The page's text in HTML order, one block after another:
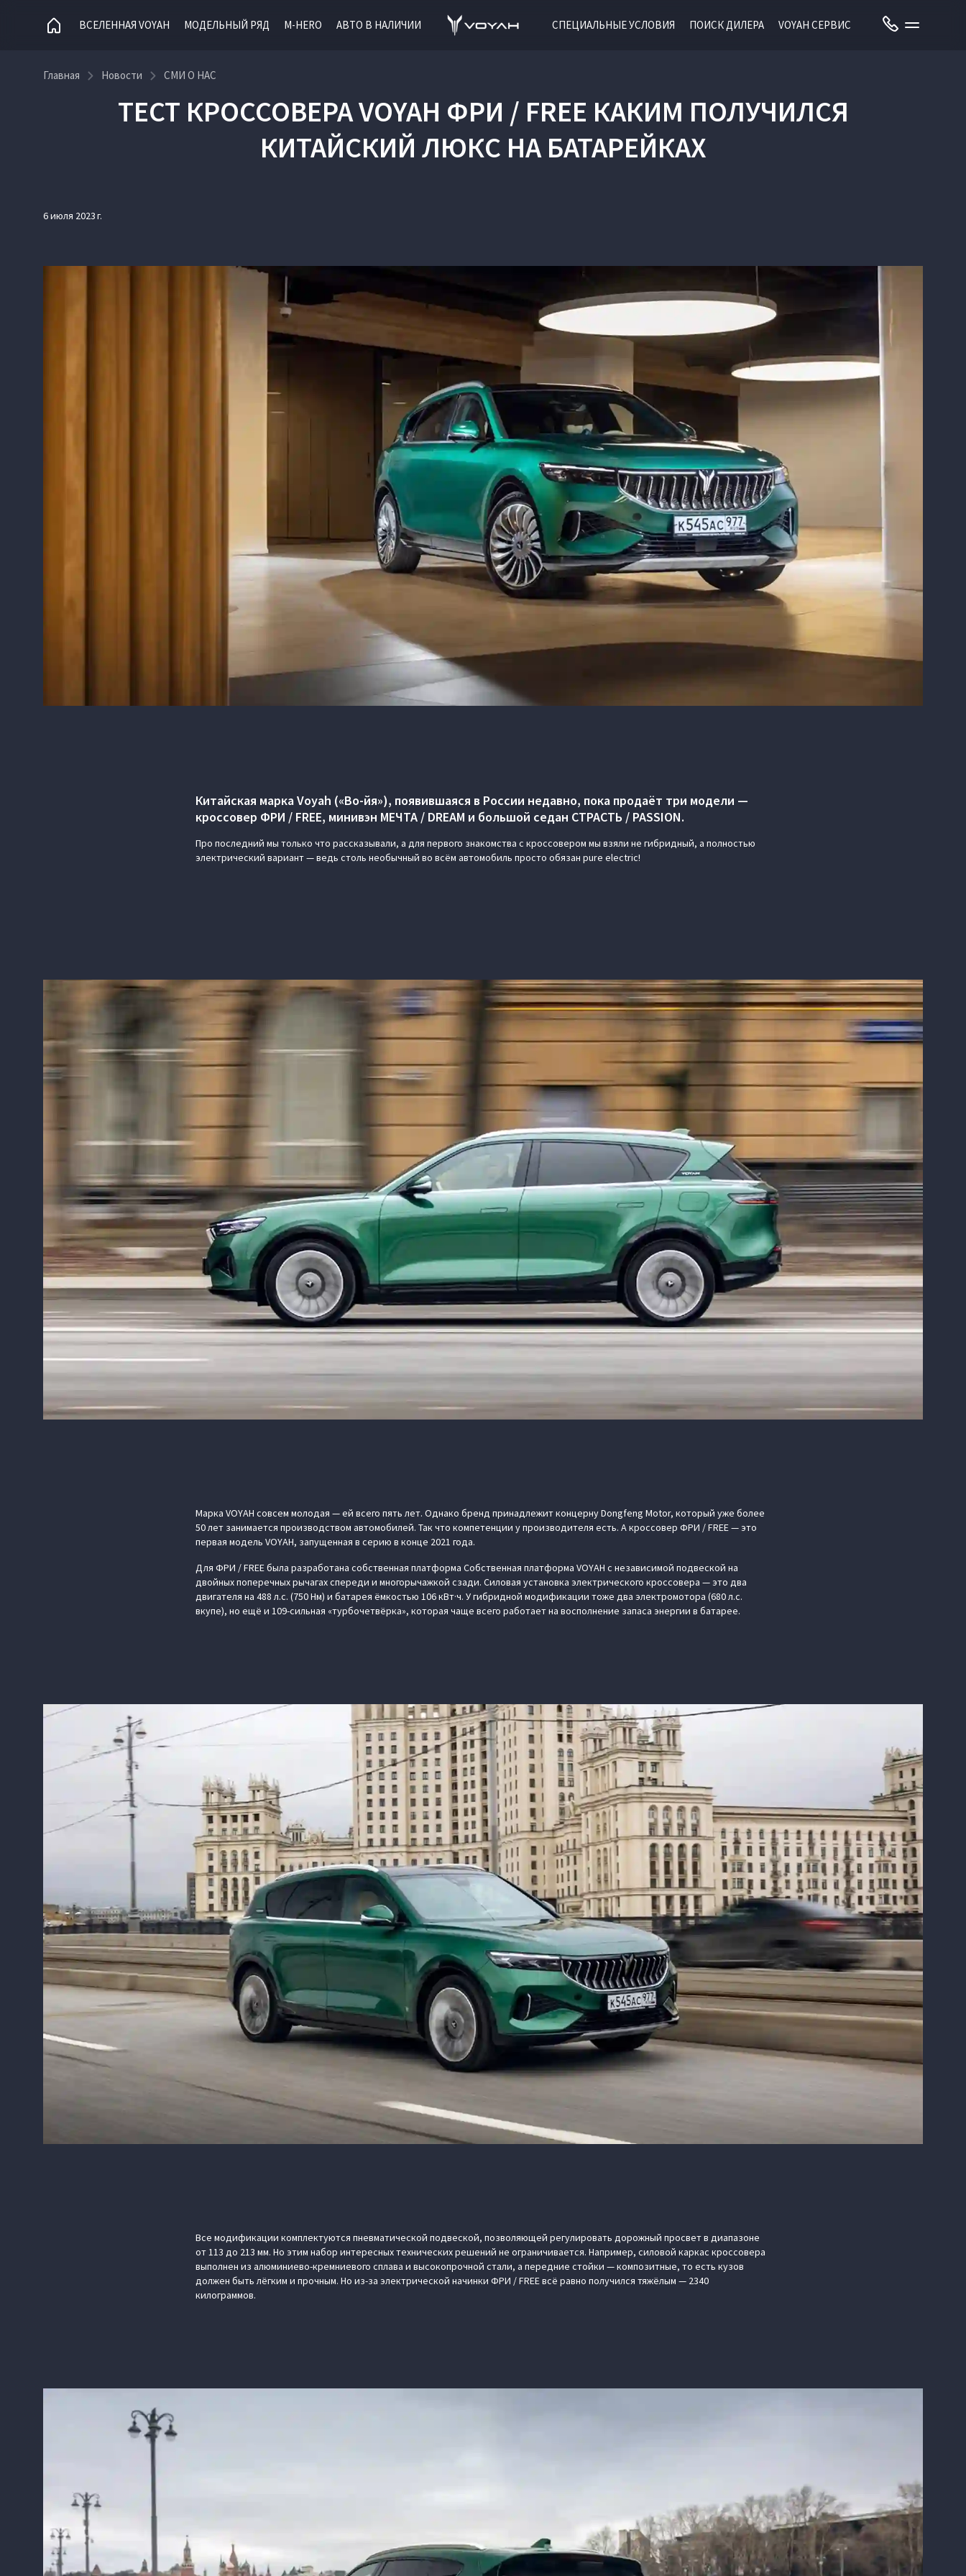
ВСЕЛЕННАЯ VOYAH МОДЕЛЬНЫЙ РЯД M-HERO АВТО В НАЛИЧИИ СПЕЦИАЛЬНЫЕ УСЛОВИЯ ПОИСК ДИЛЕРА VOYAH СЕРВИС
Главная Новости СМИ О НАС
ТЕСТ КРОССОВЕРА VOYAH ФРИ / FREE КАКИМ ПОЛУЧИЛСЯ
КИТАЙСКИЙ ЛЮКС НА БАТАРЕЙКАХ
6 июля 2023 г.
Китайская марка Voyah («Во-йя»), появившаяся в России недавно, пока продаёт три модели —
кроссовер ФРИ / FREE, минивэн МЕЧТА / DREAM и большой седан СТРАСТЬ / PASSION.
Про последний мы только что рассказывали, а для первого знакомства с кроссовером мы взяли не гибридный, а полностью
электрический вариант — ведь столь необычный во всём автомобиль просто обязан pure electric!
Марка VOYAH совсем молодая — ей всего пять лет. Однако бренд принадлежит концерну Dongfeng Motor, который уже более
50 лет занимается производством автомобилей. Так что компетенции у производителя есть. А кроссовер ФРИ / FREE — это
первая модель VOYAH, запущенная в серию в конце 2021 года.
Для ФРИ / FREE была разработана собственная платформа Cобственная платформа VOYAH с независимой подвеской на
двойных поперечных рычагах спереди и многорычажкой сзади. Силовая установка электрического кроссовера — это два
двигателя на 488 л.с. (750 Нм) и батарея ёмкостью 106 кВт·ч. У гибридной модификации тоже два электромотора (680 л.с.
вкупе), но ещё и 109-сильная «турбочетвёрка», которая чаще всего работает на восполнение запаса энергии в батарее.
Все модификации комплектуются пневматической подвеской, позволяющей регулировать дорожный просвет в диапазоне
от 113 до 213 мм. Но этим набор интересных технических решений не ограничивается. Например, силовой каркас кроссовера
выполнен из алюминиево-кремниевого сплава и высокопрочной стали, а передние стойки — композитные, то есть кузов
должен быть лёгким и прочным. Но из-за электрической начинки ФРИ / FREE всё равно получился тяжёлым — 2340
килограммов.